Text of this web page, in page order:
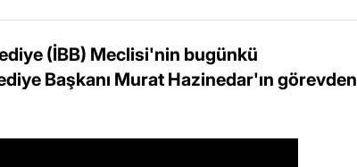
(İBB) Meclisi'nin bugünkü
Başkanı Murat Hazinedar'ın görevden